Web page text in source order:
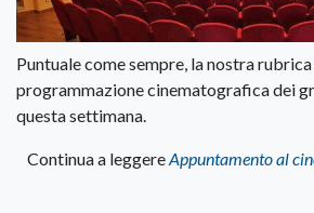
Puntuale come sempre, la nostra
programmazione cinematografica dei
questa settimana.
Continua a leggereAppuntamento al